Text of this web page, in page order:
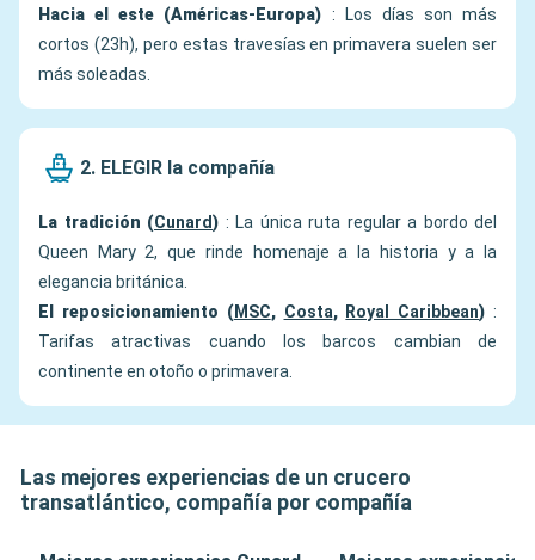
Hacia el este (Américas-Europa) : Los días son más
cortos (23h), pero estas travesías en primavera suelen ser
más soleadas.
2. ELEGIR la compañía
La tradición (Cunard) : La única ruta regular a bordo del
Queen Mary 2, que rinde homenaje a la historia y a la
elegancia británica.
El reposicionamiento (MSC, Costa, Royal Caribbean) :
Tarifas atractivas cuando los barcos cambian de
continente en otoño o primavera.
Las mejores experiencias de un crucero
transatlántico, compañía por compañía